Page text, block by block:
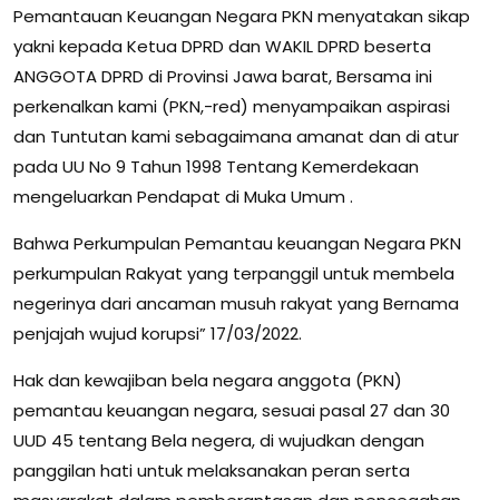
Pemantauan Keuangan Negara PKN menyatakan sikap
yakni kepada Ketua DPRD dan WAKIL DPRD beserta
ANGGOTA DPRD di Provinsi Jawa barat, Bersama ini
perkenalkan kami (PKN,-red) menyampaikan aspirasi
dan Tuntutan kami sebagaimana amanat dan di atur
pada UU No 9 Tahun 1998 Tentang Kemerdekaan
mengeluarkan Pendapat di Muka Umum .
Bahwa Perkumpulan Pemantau keuangan Negara PKN
perkumpulan Rakyat yang terpanggil untuk membela
negerinya dari ancaman musuh rakyat yang Bernama
penjajah wujud korupsi” 17/03/2022.
Hak dan kewajiban bela negara anggota (PKN)
pemantau keuangan negara, sesuai pasal 27 dan 30
UUD 45 tentang Bela negera, di wujudkan dengan
panggilan hati untuk melaksanakan peran serta